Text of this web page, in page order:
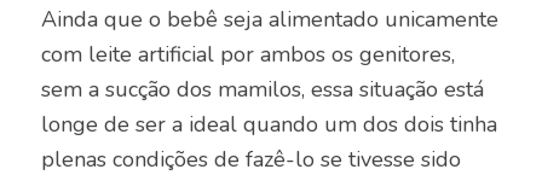
Ainda que o bebê seja alimentado unicamente
com leite artificial por ambos os genitores,
sem a sucção dos mamilos, essa situação está
longe de ser a ideal quando um dos dois tinha
plenas condições de fazê-lo se tivesse sido